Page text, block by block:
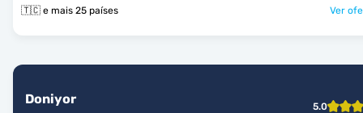
🇹🇨 e mais 25 países Ver
Doniyor 5.0